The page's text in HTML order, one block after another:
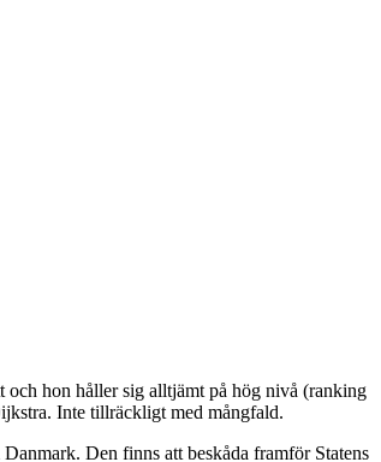
och hon håller sig alltjämt på hög nivå (ranking
Inte tillräckligt med mångfald.
Den finns att beskåda framför Statens